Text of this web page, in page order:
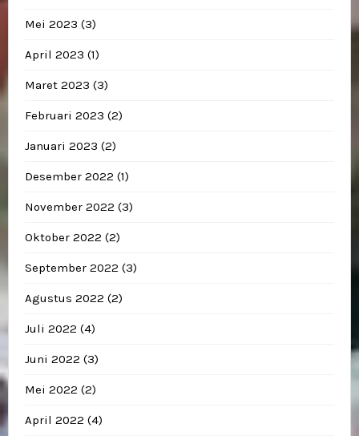
Mei 2023 (3)
April 2023 (1)
Maret 2023 (3)
Februari 2023 (2)
Januari 2023 (2)
Desember 2022 (1)
November 2022 (3)
Oktober 2022 (2)
September 2022 (3)
Agustus 2022 (2)
Juli 2022 (4)
Juni 2022 (3)
Mei 2022 (2)
April 2022 (4)